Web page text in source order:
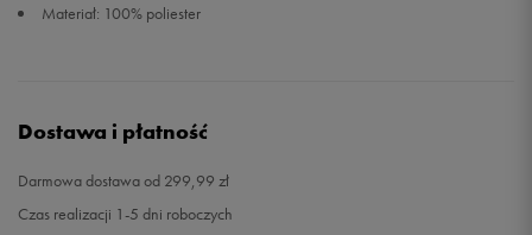
Materiał: 100% poliester
Dostawa i płatność
Darmowa dostawa od 299,99 zł
Czas realizacji 1-5 dni roboczych